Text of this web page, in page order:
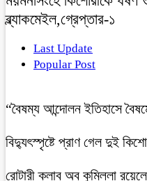
ব্ল্যাকমেইল,গ্রেপ্তার-১
Last Update
Popular Post
“বৈষম্য আন্দোলন ইতিহাসে
বিদ্যুৎস্পৃষ্টে প্রাণ গেল দুই
রোটারী ক্লাব অব কুমিল্লা